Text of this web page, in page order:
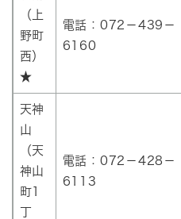
（上
野町
西）
★
電話：072－439－
6160
天神
山
（天
神山
町1
電話：072－428－
6113